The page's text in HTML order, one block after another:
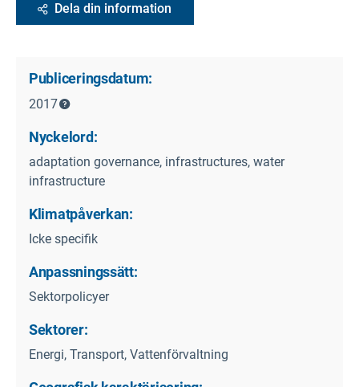
Dela din information
Publiceringsdatum:
2017
Nyckelord:
adaptation governance, infrastructures, water
infrastructure
Klimatpåverkan:
Icke specifik
Anpassningssätt:
Sektorpolicyer
Sektorer:
Energi, Transport, Vattenförvaltning